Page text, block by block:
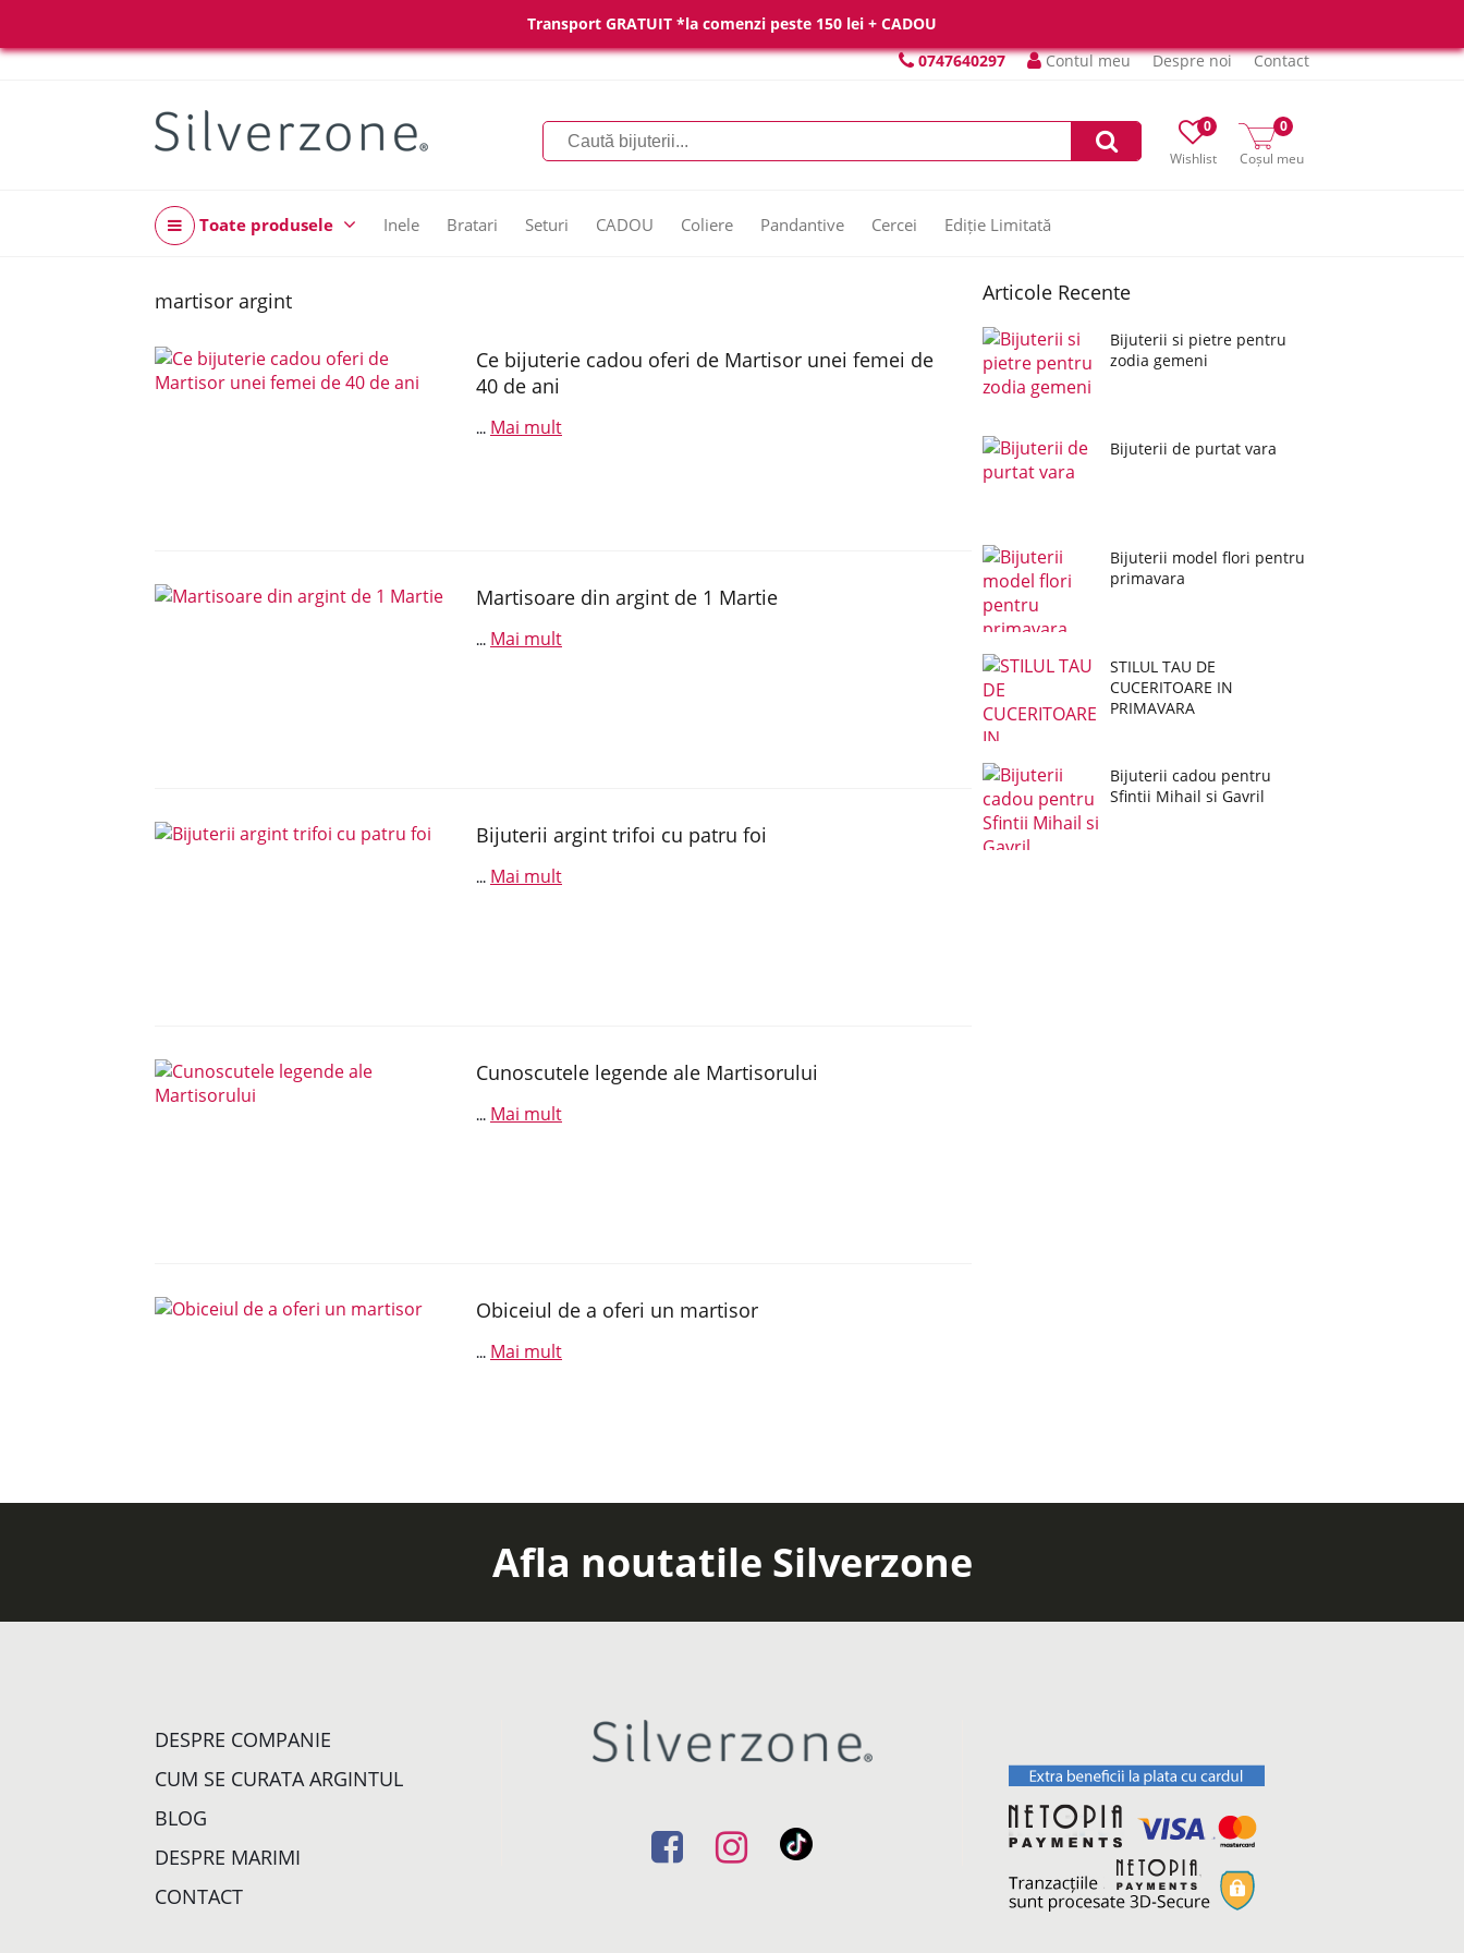
Transport GRATUIT *la comenzi peste 150 lei + CADOU
0747640297
Contul meu Despre noi Contact
Wishlist
0
Coșul meu
0
Toate produsele Inele Bratari Seturi CADOU Coliere Pandantive Cercei Ediție Limitată
martisor argint
Ce bijuterie cadou oferi de Martisor unei femei de
40 de ani
... Mai mult
Martisoare din argint de 1 Martie
... Mai mult
Bijuterii argint trifoi cu patru foi
... Mai mult
Cunoscutele legende ale Martisorului
... Mai mult
Obiceiul de a oferi un martisor
... Mai mult
Articole Recente
Bijuterii si pietre pentru
zodia gemeni
Bijuterii de purtat vara
Bijuterii model flori pentru
primavara
STILUL TAU DE
CUCERITOARE IN
PRIMAVARA
Bijuterii cadou pentru
Sfintii Mihail si Gavril
Afla noutatile Silverzone
DESPRE COMPANIE
CUM SE CURATA ARGINTUL
BLOG
DESPRE MARIMI
CONTACT